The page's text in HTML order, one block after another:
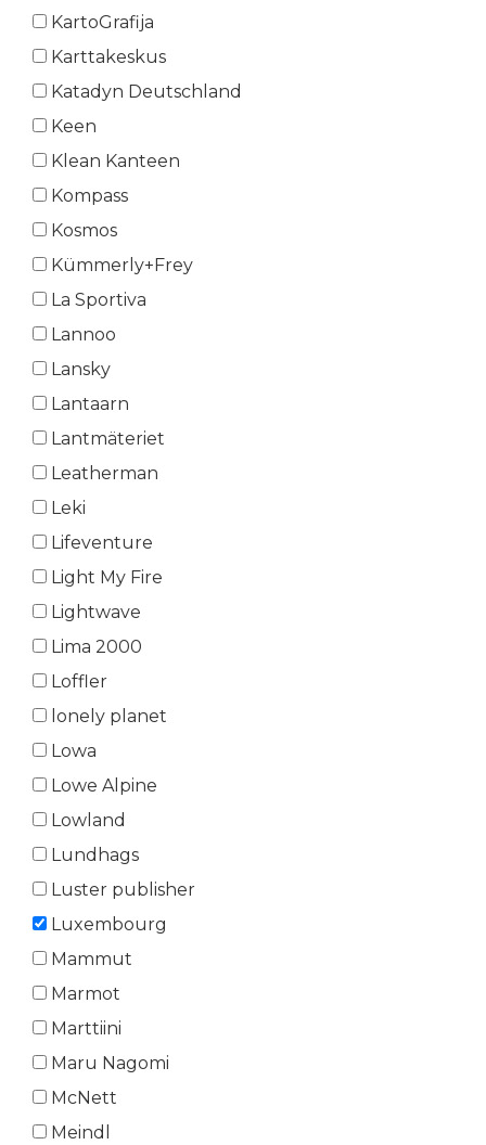
KartoGrafija
Karttakeskus
Katadyn Deutschland
Keen
Klean Kanteen
Kompass
Kosmos
Kümmerly+Frey
La Sportiva
Lannoo
Lansky
Lantaarn
Lantmäteriet
Leatherman
Leki
Lifeventure
Light My Fire
Lightwave
Lima 2000
Loffler
lonely planet
Lowa
Lowe Alpine
Lowland
Lundhags
Luster publisher
Luxembourg
Mammut
Marmot
Marttiini
Maru Nagomi
McNett
Meindl